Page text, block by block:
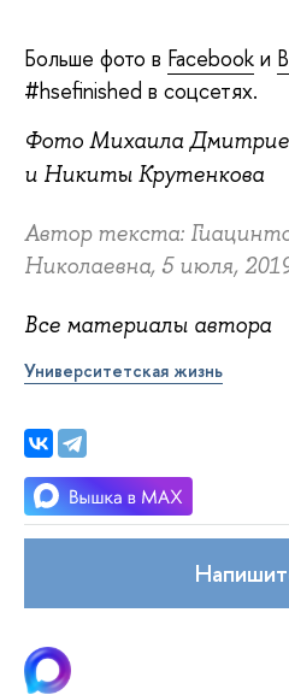
Больше фото в Facebook и
#hsefinished в соцсетях.
Фото Михаила
и Никиты Крутенкова
Автор текста:
Николаевна, 5 июля,
Все материалы автора
Университетская жизнь